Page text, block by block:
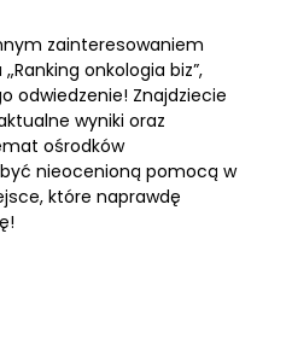
zainteresowaniem
onkologia biz”,
odwiedzenie! Znajdziecie
wyniki oraz
ośrodków
nieocenioną pomocą w
które naprawdę